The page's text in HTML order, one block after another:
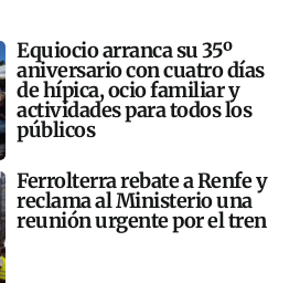
Equiocio arranca su 35º
aniversario con cuatro días
de hípica, ocio familiar y
actividades para todos los
públicos
Ferrolterra rebate a Renfe y
reclama al Ministerio una
reunión urgente por el tren